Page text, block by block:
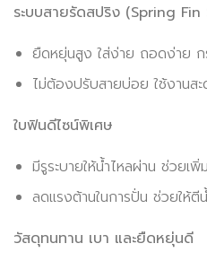
ระบบสายรัดสปริง (Spring Fin
ยืดหยุ่นสูง ใส่ง่าย ถอดง่าย ก
ไม่ต้องปรับสายบ่อย ใช้งานสะ
ใบฟินดีไซน์พิเศษ
มีรูระบายให้น้ำไหลผ่าน ช่วยเ
ลดแรงต้านในการปั่น ช่วยให้ตี
วัสดุทนทาน เบา และยืดหยุ่นดี